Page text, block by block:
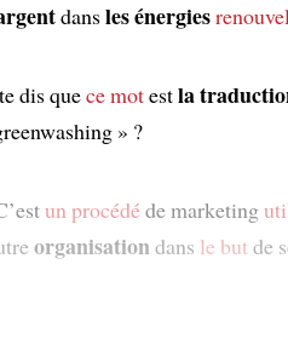
dansles énergies
dis quece motestla
» ?
un procédéde marketing
organisationdans le but de